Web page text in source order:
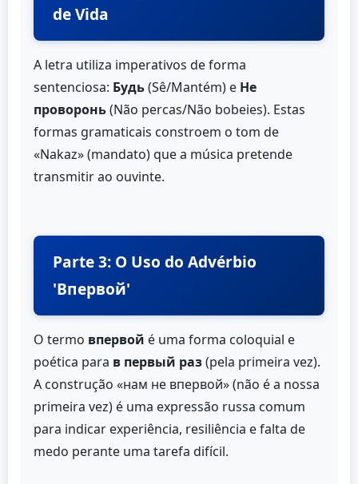
de Vida
A letra utiliza imperativos de forma
sentenciosa: Будь(Sê/Mantém) e Не
проворонь(Não percas/Não bobeies). Estas
formas gramaticais constroem o tom de
«Nakaz» (mandato) que a música pretende
transmitir ao ouvinte.
Parte 3: O Uso do Advérbio
'Впервой'
O termo впервой é uma forma coloquial e
poética para в первый раз(pela primeira vez).
A construção «нам не впервой» (não é a nossa
primeira vez) é uma expressão russa comum
para indicar experiência, resiliência e falta de
medo perante uma tarefa difícil.